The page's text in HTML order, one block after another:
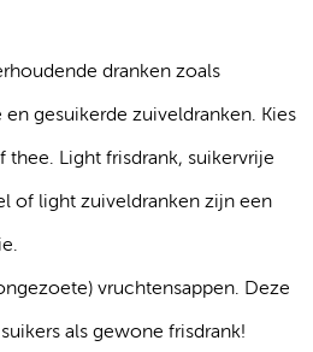
dranken zoals
gesuikerde zuiveldranken. Kies
thee. Light frisdrank, suikervrije
of light zuiveldranken zijn een
vruchtensappen. Deze
als gewone frisdrank!